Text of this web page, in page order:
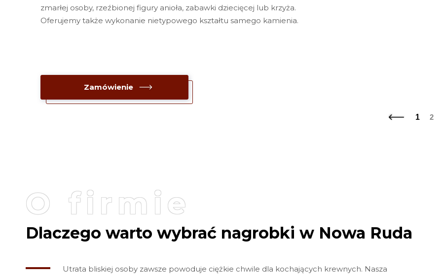
zmarłej osoby, rzeźbionej figury anioła, zabawki dziecięcej lub krzyża.
Oferujemy także wykonanie nietypowego kształtu samego kamienia.
Zamówienie
1 2
O firmie
Dlaczego warto wybrać nagrobki w Nowa Ruda
Utrata bliskiej osoby zawsze powoduje ciężkie chwile dla kochających krewnych. Nasza